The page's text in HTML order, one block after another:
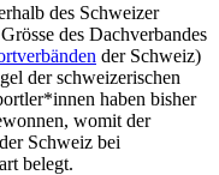
des Schweizer
des Dachverbandes
der Schweiz)
der schweizerischen
haben bisher
womit der
der Schweiz bei
belegt.